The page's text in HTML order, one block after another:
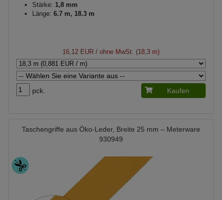
Stärke: 1,8 mm
Länge: 6.7 m, 18.3 m
16,12 EUR / ohne MwSt. (18,3 m)
pck. Kaufen
Taschengriffe aus Öko-Leder, Breite 25 mm – Meterware
930949